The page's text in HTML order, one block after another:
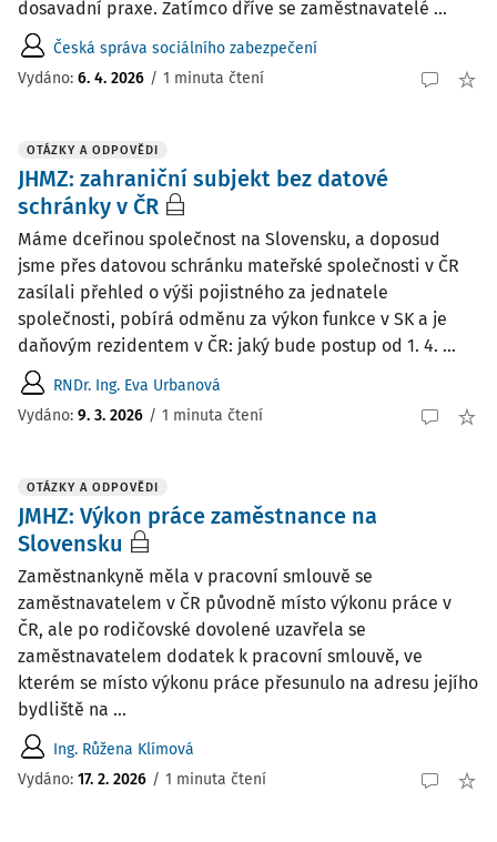
dosavadní praxe. Zatímco dříve se zaměstnavatelé ...
Česká správa sociálního zabezpečení
Vydáno: 6. 4. 2026 / 1 minuta čtení
OTÁZKY A ODPOVĚDI
JHMZ: zahraniční subjekt bez datové
schránky v ČR
Máme dceřinou společnost na Slovensku, a doposud
jsme přes datovou schránku mateřské společnosti v ČR
zasílali přehled o výši pojistného za jednatele
společnosti, pobírá odměnu za výkon funkce v SK a je
daňovým rezidentem v ČR: jaký bude postup od 1. 4. ...
RNDr. Ing. Eva Urbanová
Vydáno: 9. 3. 2026 / 1 minuta čtení
OTÁZKY A ODPOVĚDI
JMHZ: Výkon práce zaměstnance na
Slovensku
Zaměstnankyně měla v pracovní smlouvě se
zaměstnavatelem v ČR původně místo výkonu práce v
ČR, ale po rodičovské dovolené uzavřela se
zaměstnavatelem dodatek k pracovní smlouvě, ve
kterém se místo výkonu práce přesunulo na adresu jejího
bydliště na ...
Ing. Růžena Klímová
Vydáno: 17. 2. 2026 / 1 minuta čtení